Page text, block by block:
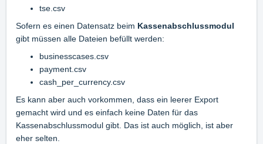
tse.csv
Sofern es einen Datensatz beim Kassenabschlussmodul
gibt müssen alle Dateien befüllt werden:
businesscases.csv
payment.csv
cash_per_currency.csv
Es kann aber auch vorkommen, dass ein leerer Export
gemacht wird und es einfach keine Daten für das
Kassenabschlussmodul gibt. Das ist auch möglich, ist aber
eher selten.